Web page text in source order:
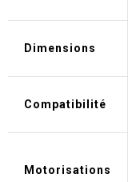
Dimensions
Compatibilité
Motorisations